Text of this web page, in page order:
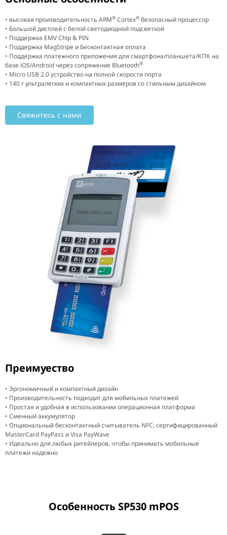
• высокая производительность ARM® Cortex® безопасный процессор
• Большой дисплей с белой светодиодной подсветкой
• Поддержка EMV Chip & PIN
• Поддержка MagStripe и Бесконтактная оплата
• Поддержка платежного приложения для смартфона/планшета/КПК на
базе iOS/Android через сопряжение Bluetooth®
• Micro USB 2.0 устройство на полной скорости порта
• 140 г ультралегких и компактных размеров со стильным дизайном
Свяжитесь с нами
Преимуество
• Эргономичный и компактный дизайн
• Производительность подходит для мобильных платежей
• Простая и удобная в использовании операционная платформа
• Сменный аккумулятор
• Опциональный бесконтактный считыватель NFC, сертифицированный
MasterCard PayPass и Visa PayWave
• Идеально для любых ритейлеров, чтобы принимать мобильные
платежи надежно
Особенность SP530 mPOS